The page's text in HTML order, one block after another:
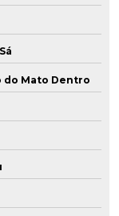
do Mato Dentro